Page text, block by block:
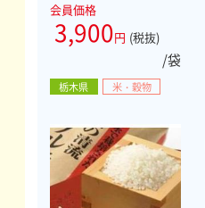
会員価格
3,900円 (税抜)
/袋
栃木県 米・穀物